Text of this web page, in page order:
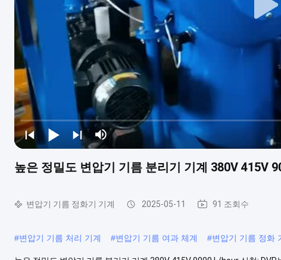
높은 정밀도 변압기 기름 분리기 기계 380V 415V
변압기 기름 정화기 기계 2025-05-11 91 조회수
#변압기 기름 처리 기계 #변압기 기름 여과 체계 #변압기 기름 정화